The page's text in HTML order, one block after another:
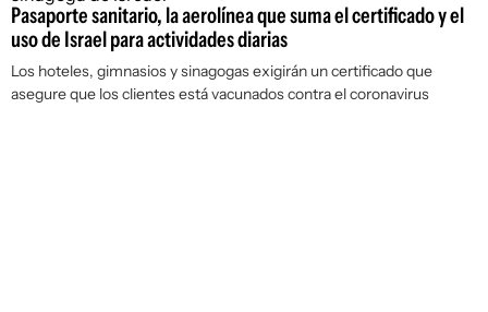
Pasaporte sanitario, la aerolínea que suma el certificado y el
uso de Israel para actividades diarias
Los hoteles, gimnasios y sinagogas exigirán un certificado que
asegure que los clientes está vacunados contra el coronavirus